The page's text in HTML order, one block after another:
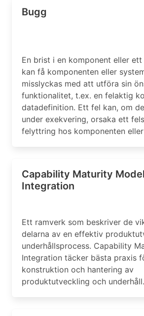
Bugg
En brist i en komponent eller ett
kan få komponenten eller
misslyckas med att utföra sin
funktionalitet, t.ex. en felaktig
datadefinition. Ett fel kan, om
under exekvering, orsaka ett
felyttring hos komponenten
Capability Maturity Model
Integration
Ett ramverk som beskriver de
delarna av en effektiv
underhållsprocess. Capability
Integration täcker bästa praxis
konstruktion och hantering av
produktutveckling och underhåll.